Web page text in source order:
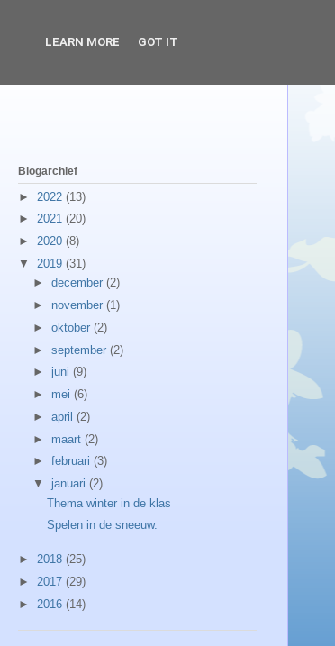
Blogarchief
► 2022 (13)
► 2021 (20)
► 2020 (8)
▼ 2019 (31)
► december (2)
► november (1)
► oktober (2)
► september (2)
► juni (9)
► mei (6)
► april (2)
► maart (2)
► februari (3)
▼ januari (2)
Thema winter in de klas
Spelen in de sneeuw.
► 2018 (25)
► 2017 (29)
► 2016 (14)
LEARN MORE GOT IT